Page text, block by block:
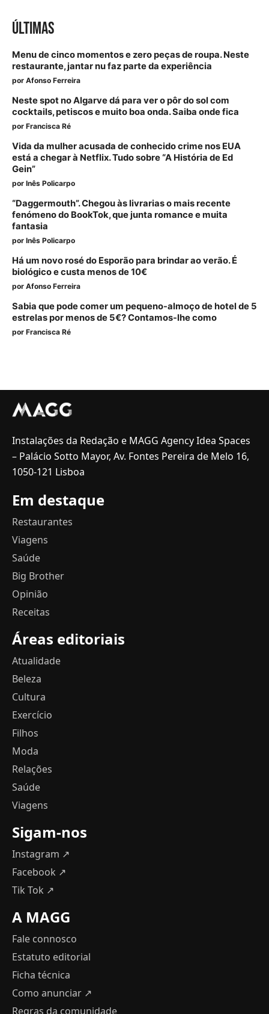
ÚLTIMAS
Menu de cinco momentos e zero peças de roupa. Neste
restaurante, jantar nu faz parte da experiência
por Afonso Ferreira
Neste spot no Algarve dá para ver o pôr do sol com
cocktails, petiscos e muito boa onda. Saiba onde fica
por Francisca Ré
Vida da mulher acusada de conhecido crime nos EUA
está a chegar à Netflix. Tudo sobre “A História de Ed
Gein”
por Inês Policarpo
“Daggermouth”. Chegou às livrarias o mais recente
fenómeno do BookTok, que junta romance e muita
fantasia
por Inês Policarpo
Há um novo rosé do Esporão para brindar ao verão. É
biológico e custa menos de 10€
por Afonso Ferreira
Sabia que pode comer um pequeno-almoço de hotel de 5
estrelas por menos de 5€? Contamos-lhe como
por Francisca Ré
Instalações da Redação e MAGG Agency Idea Spaces
– Palácio Sotto Mayor, Av. Fontes Pereira de Melo 16,
1050-121 Lisboa
Em destaque
Restaurantes
Viagens
Saúde
Big Brother
Opinião
Receitas
Áreas editoriais
Atualidade
Beleza
Cultura
Exercício
Filhos
Moda
Relações
Saúde
Viagens
Sigam-nos
Instagram ↗
Facebook ↗
Tik Tok ↗
A MAGG
Fale connosco
Estatuto editorial
Ficha técnica
Como anunciar ↗
Regras da comunidade